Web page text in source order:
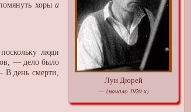
Луи Дюрей
— (начало 1920-х)
хорыa
люди
— дело было
В день смерти,